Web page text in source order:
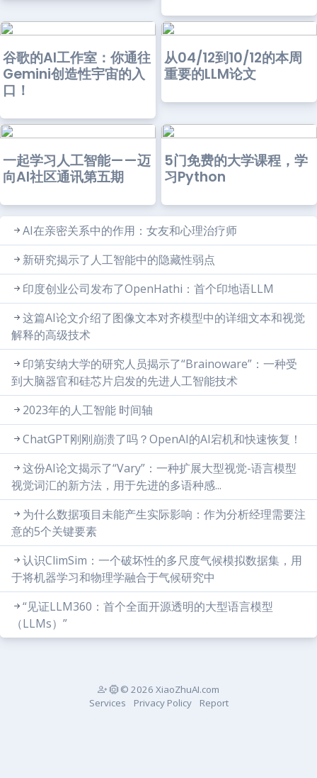
谷歌的AI工作室：你通往
Gemini创造性宇宙的入
口！
从04/12到10/12的本周
重要的LLM论文
一起学习人工智能——迈
向AI社区通讯第五期
5门免费的大学课程，学
习Python
AI在亲密关系中的作用：女友和心理治疗师
新研究揭示了人工智能中的隐藏性弱点
印度创业公司发布了OpenHathi：首个印地语LLM
这篇AI论文介绍了图像文本对齐模型中的详细文本和视觉
解释的高级技术
印第安纳大学的研究人员揭示了“Brainoware”：一种受
到大脑器官和硅芯片启发的先进人工智能技术
2023年的人工智能 时间轴
ChatGPT刚刚崩溃了吗？OpenAI的AI宕机和快速恢复！
这份AI论文揭示了“Vary”：一种扩展大型视觉-语言模型
视觉词汇的新方法，用于先进的多语种感...
为什么数据项目未能产生实际影响：作为分析经理需要注
意的5个关键要素
认识ClimSim：一个破坏性的多尺度气候模拟数据集，用
于将机器学习和物理学融合于气候研究中
“见证LLM360：首个全面开源透明的大型语言模型
（LLMs）”
© 2026 XiaoZhuAI.com
Services
Privacy Policy Report